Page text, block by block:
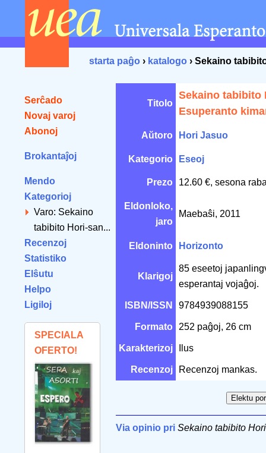
starta paĝo › katalogo › Sekaino
Serĉado
Novaj varoj
Abonoj
Brokantaĵoj
Mendo
Kategorioj
Varo: Sekaino
tabibito Hori-san...
Recenzoj
Statistiko
Elŝutu
Helpo
Ligiloj
SPECIALA
OFERTO!
Titolo
Sekaino tabibito
Esuperanto
Aŭtoro Hori Jasuo
Kategorio Eseoj
Prezo 12.60 €, sesona
Eldonloko,
jaro
Maebaŝi, 2011
Eldoninto Horizonto
Klarigoj
85 eseetoj
esperantaj vojaĝoj.
ISBN/ISSN 9784939088155
Formato 252 paĝoj, 26 cm
Karakterizoj Ilus
Recenzoj Recenzoj mankas.
Via opinio pri Sekaino tabibito